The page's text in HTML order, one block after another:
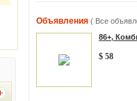
Объявления ( Все
86+,
$ 58